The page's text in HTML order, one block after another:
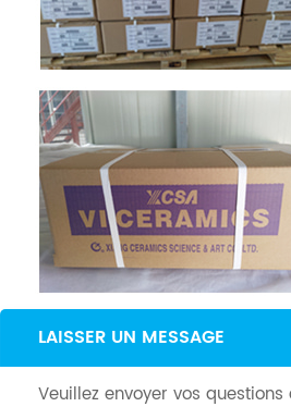
LAISSER UN MESSAGE
Veuillez envoyer vos